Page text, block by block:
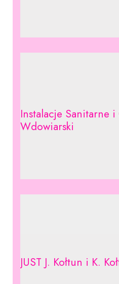
Instalacje Sanitarne
Wdowiarski
JUST J. Kołtun i K.